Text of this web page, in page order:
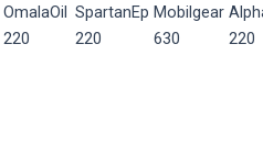
OmalaOil
220
SpartanEp
220
Mobilgear
630
220